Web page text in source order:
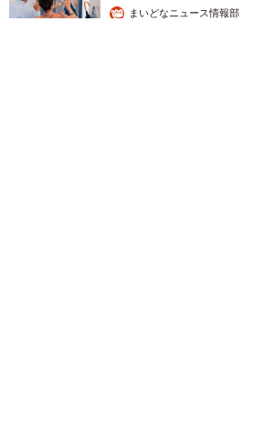
まいどなニュース情報部